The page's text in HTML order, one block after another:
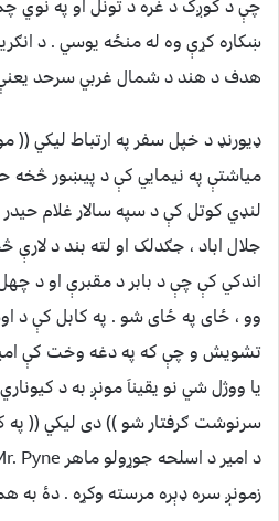
چې د کوږک د غره د تونل او په نوي
ښکاره کړې وه له منځه يوسي . د
هدف د هند د شمال غربي سرحد
مياشتې په نيمايي کې د پيښور څخه
لنډي کوتل کې د سپه سالار غلام
جلال اباد ، جګدلک او لته بند د لارې
اندکي کې چې د بابر د مقبرې او د
وو ، ځای په ځای شو . په کابل کې د
تشويش و چې که په دغه وخت کې
يا ووژل شي نو يقيناَ مونږ به د
سرنوشت ګرفتار شو )) دی ليکي (( په
زمونږ سره ډېره مرسته وکړه . دۀ به